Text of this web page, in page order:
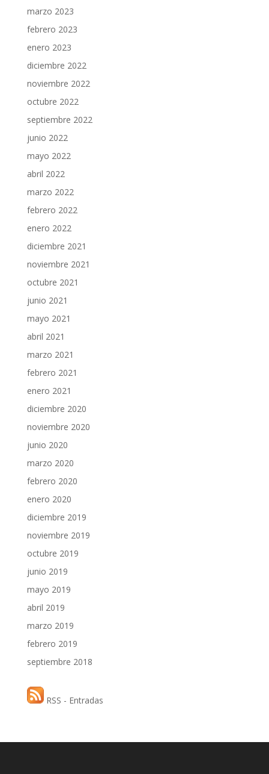
marzo 2023
febrero 2023
enero 2023
diciembre 2022
noviembre 2022
octubre 2022
septiembre 2022
junio 2022
mayo 2022
abril 2022
marzo 2022
febrero 2022
enero 2022
diciembre 2021
noviembre 2021
octubre 2021
junio 2021
mayo 2021
abril 2021
marzo 2021
febrero 2021
enero 2021
diciembre 2020
noviembre 2020
junio 2020
marzo 2020
febrero 2020
enero 2020
diciembre 2019
noviembre 2019
octubre 2019
junio 2019
mayo 2019
abril 2019
marzo 2019
febrero 2019
septiembre 2018
RSS - Entradas